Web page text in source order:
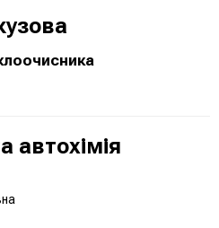
автохімія